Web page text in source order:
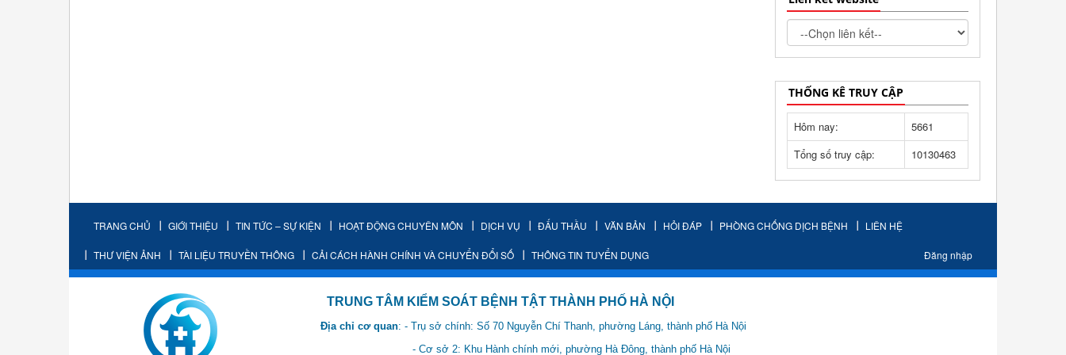
THỐNG KÊ TRUY CẬP
Hôm nay:
5661
Tổng số truy cập:
10130463
TRANG CHỦ GIỚI THIỆU TIN TỨC – SỰ KIỆN HOẠT ĐỘNG CHUYÊN MÔN DỊCH VỤ ĐẤU THẦU VĂN BẢN HỎI ĐÁP PHÒNG CHỐNG DỊCH BỆNH LIÊN HỆ
THƯ VIỆN ẢNH TÀI LIỆU TRUYỀN THÔNG CẢI CÁCH HÀNH CHÍNH VÀ CHUYỂN ĐỔI SỐ THÔNG TIN TUYỂN DỤNG Đăng nhập
TRUNG TÂM KIỂM SOÁT BỆNH TẬT THÀNH PHỐ HÀ NỘI
Địa chỉ cơ quan: - Trụ sở chính: Số 70 Nguyễn Chí Thanh, phường Láng, thành phố Hà Nội
- Cơ sở 2: Khu Hành chính mới, phường Hà Đông, thành phố Hà Nội